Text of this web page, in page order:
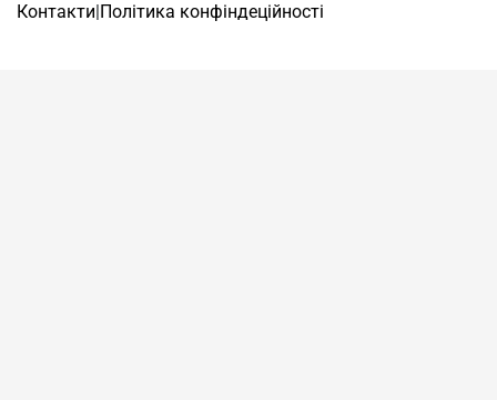
Контакти|Політика конфіндеційності